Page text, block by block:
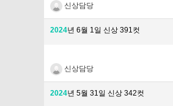
신상담당
2024년 6월 1일 신상 391컷
신상담당
2024년 5월 31일 신상 342컷